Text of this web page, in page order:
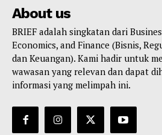
About us
BRIEF adalah singkatan dari
Economics, and Finance (Bisnis,
dan Keuangan). Kami hadir untuk
wawasan yang relevan dan dapat
informasi yang melimpah ini.